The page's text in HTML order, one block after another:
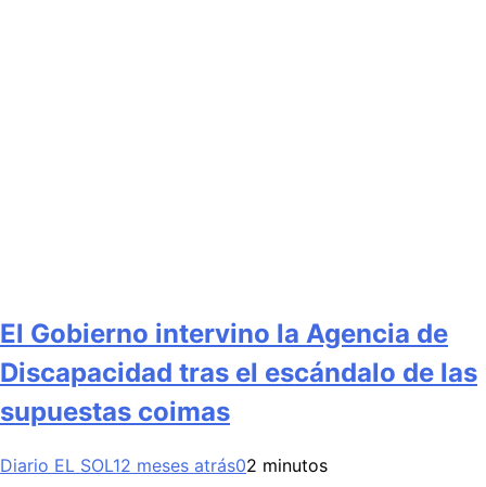
El Gobierno intervino la Agencia de
Discapacidad tras el escándalo de las
supuestas coimas
Diario EL SOL12 meses atrás02 minutos